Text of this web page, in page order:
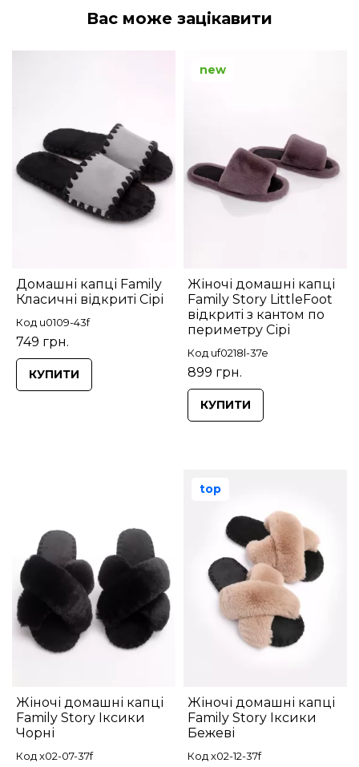
Вас може зацікавити
Домашні капці Family
Класичні відкриті Сірі
Код u0109-43f
749 грн.
КУПИТИ
Жіночі домашні капці
Family Story LittleFoot
відкриті з кантом по
периметру Сірі
Код uf0218l-37e
899 грн.
new
КУПИТИ
Жіночі домашні капці
Family Story Іксики
Чорні
Код x02-07-37f
Жіночі домашні капці
Family Story Іксики
Бежеві
Код x02-12-37f
top